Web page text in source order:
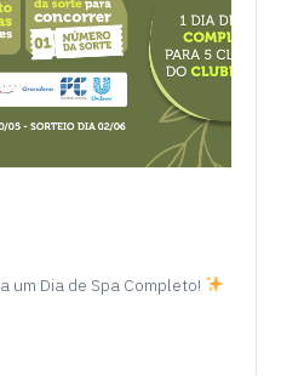
um Dia de Spa Completo!